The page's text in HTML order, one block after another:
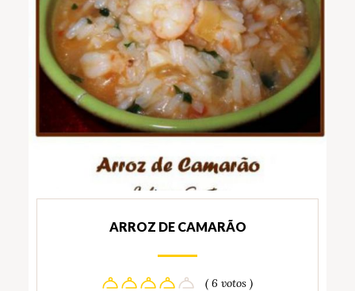
ARROZ DE CAMARÃO
( 6 votos )